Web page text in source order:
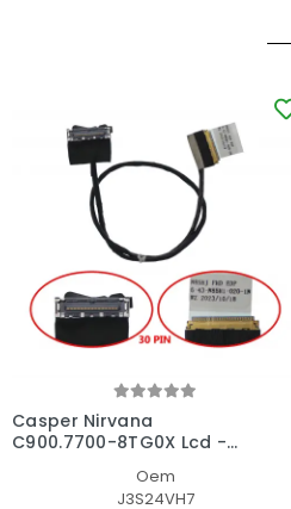
Casper Nirvana
C900.7700-8TG0X Lcd -
Oem
J3S24VH7